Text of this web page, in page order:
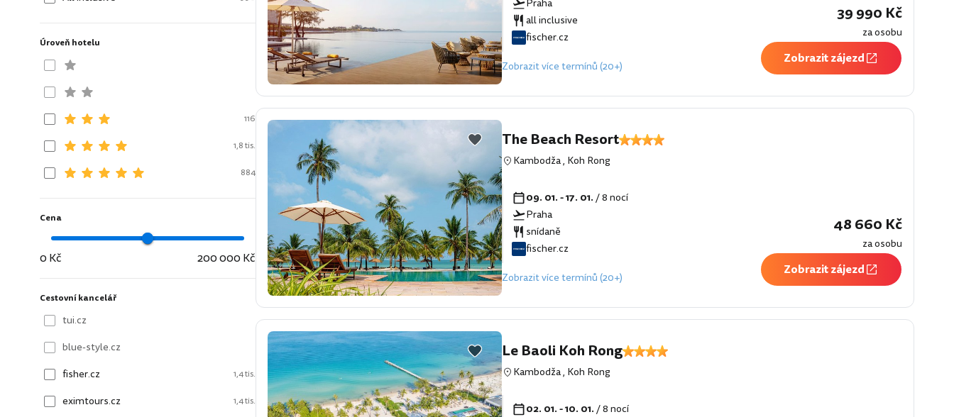
Úroveň hotelu
116
1,8 tis.
884
Cena
0 Kč 200 000 Kč
Cestovní kancelář
tui.cz
blue-style.cz
fisher.cz
1,4 tis.
eximtours.cz 1,4 tis.
Praha
all inclusive
fischer.cz
Zobrazit více termínů (20+)
39 990 Kč
za osobu
Zobrazit zájezd
The Beach Resort
Kambodža, Koh Rong
09. 01. - 17. 01./ 8 nocí
Praha
snídaně
fischer.cz
Zobrazit více termínů (20+)
48 660 Kč
za osobu
Zobrazit zájezd
Le Baoli Koh Rong
Kambodža, Koh Rong
02. 01. - 10. 01./ 8 nocí